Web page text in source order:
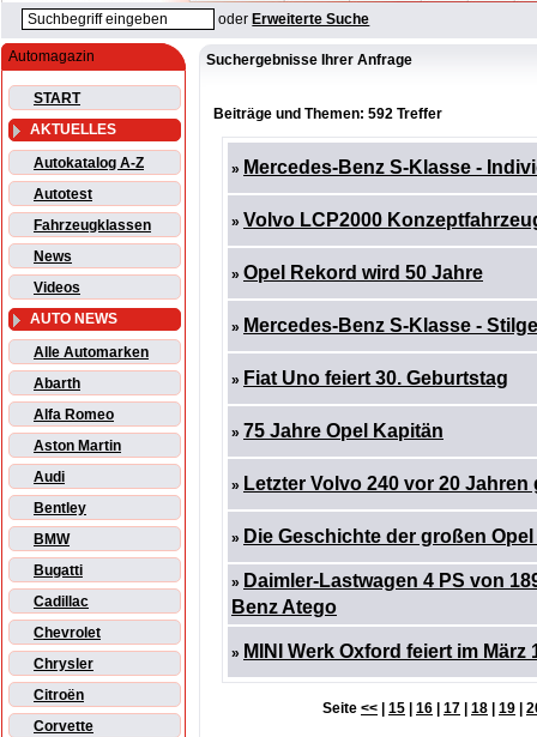
oder Erweiterte Suche
Automagazin
START
AKTUELLES
Autokatalog A-Z
Autotest
Fahrzeugklassen
News
Videos
AUTO NEWS
Alle Automarken
Abarth
Alfa Romeo
Aston Martin
Audi
Bentley
BMW
Bugatti
Cadillac
Chevrolet
Chrysler
Citroën
Corvette
Suchergebnisse Ihrer Anfrage
Beiträge und Themen: 592 Treffer
» Mercedes-Benz S-Klasse -
» Volvo LCP2000
» Opel Rekord wird 50 Jahre
» Mercedes-Benz S-Klasse -
» Fiat Uno feiert 30. Geburtstag
» 75 Jahre Opel Kapitän
» Letzter Volvo 240 vor 20 Jahren
» Die Geschichte der großen
» Daimler-Lastwagen 4 PS von
Benz Atego
» MINI Werk Oxford feiert im
Seite << 15 16 17 18 19